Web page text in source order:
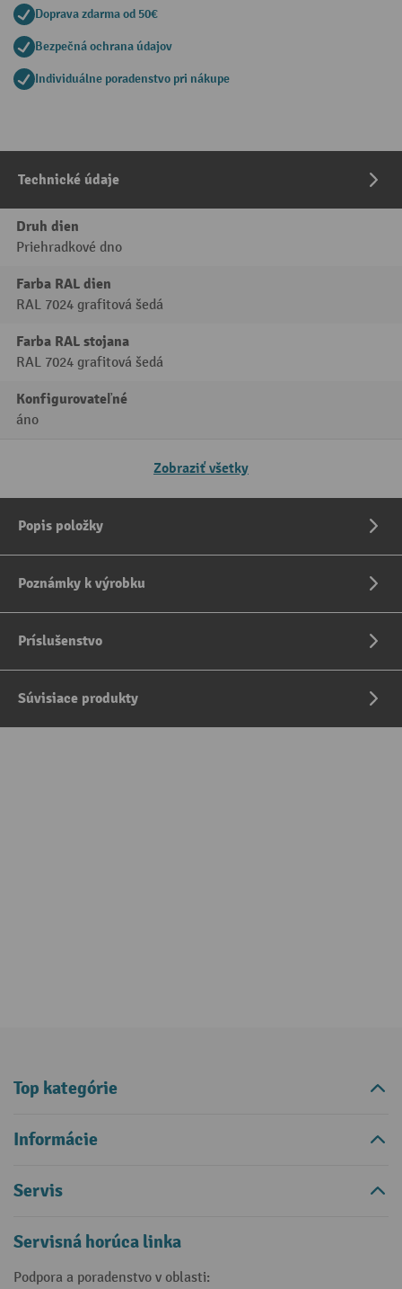
Doprava zdarma od 50€
Bezpečná ochrana údajov
Individuálne poradenstvo pri nákupe
Technické údaje
Druh dien
Priehradkové dno
Farba RAL dien
RAL 7024 grafitová šedá
Farba RAL stojana
RAL 7024 grafitová šedá
Konfigurovateľné
áno
Zobraziť všetky
Popis položky
Poznámky k výrobku
Príslušenstvo
Súvisiace produkty
Top kategórie
Informácie
Servis
Servisná horúca linka
Podpora a poradenstvo v oblasti: